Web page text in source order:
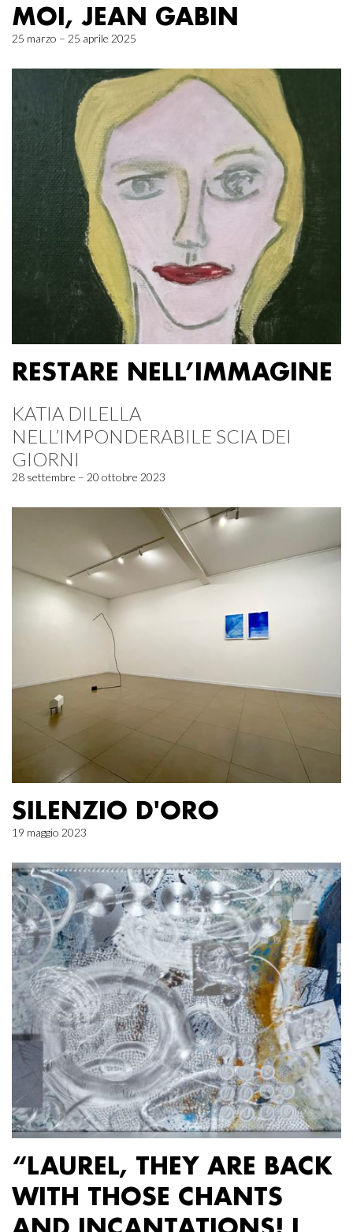
MOI, JEAN GABIN
25 marzo – 25 aprile 2025
RESTARE NELL’IMMAGINE
KATIA DILELLA
NELL’IMPONDERABILE SCIA DEI
GIORNI
28 settembre – 20 ottobre 2023
SILENZIO D'ORO
19 maggio 2023
“LAUREL, THEY ARE BACK
WITH THOSE CHANTS